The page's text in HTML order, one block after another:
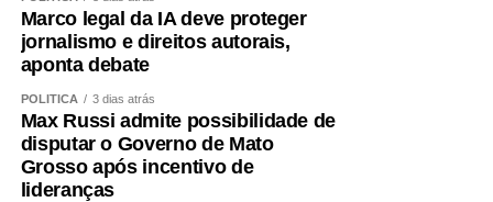
Marco legal da IA deve proteger
jornalismo e direitos autorais,
aponta debate
POLÍTICA 3 dias atrás
Max Russi admite possibilidade de
disputar o Governo de Mato
Grosso após incentivo de
lideranças